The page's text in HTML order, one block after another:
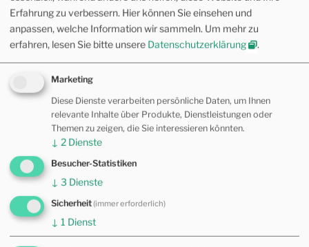
Wie psychische Bedeutung entsteht
in Kinderosteopathie, Motorisches
Lernen, Multimedia
4. Mai 2024
KATEGORIEN
Allgemein(11)
Allopathie(17)
Fernöstliche Medizin(17)
Erfahrung zu verbessern. Hier können Sie einsehen und
anpassen, welche Information wir sammeln. Um mehr zu
erfahren, lesen Sie bitte unsere Datenschutzerklärung .
Marketing
Diese Dienste verarbeiten persönliche Daten, um Ihnen
relevante Inhalte über Produkte, Dienstleistungen oder
Themen zu zeigen, die Sie interessieren könnten.
↓ 2 Dienste
Besucher-Statistiken
↓ 3 Dienste
Sicherheit(immer erforderlich)
↓ 1 Dienst